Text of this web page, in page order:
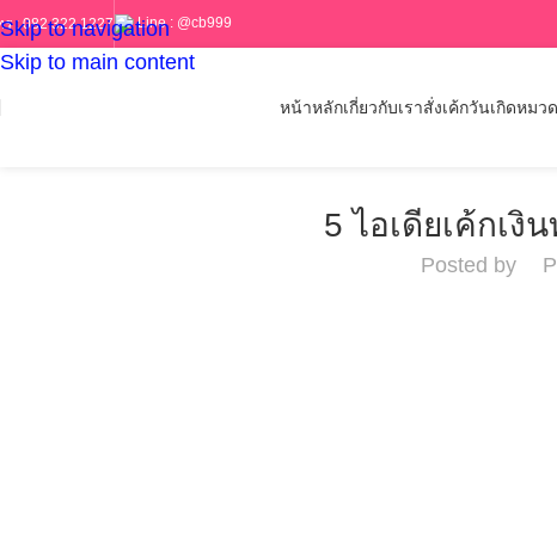
Skip to navigation
Skip to main content
ร : 082 322 1227 Line : @cb999
หน้าหลักเกี่ยวกับเราสั่งเค้กวันเกิดหมว
5 ไอเดียเค้กเ
Posted by